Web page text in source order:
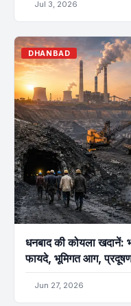
Jul 3, 2026
DHANBAD
धनबाद की कोयला खदानें:
फायदे, भूमिगत आग,
Jun 27, 2026